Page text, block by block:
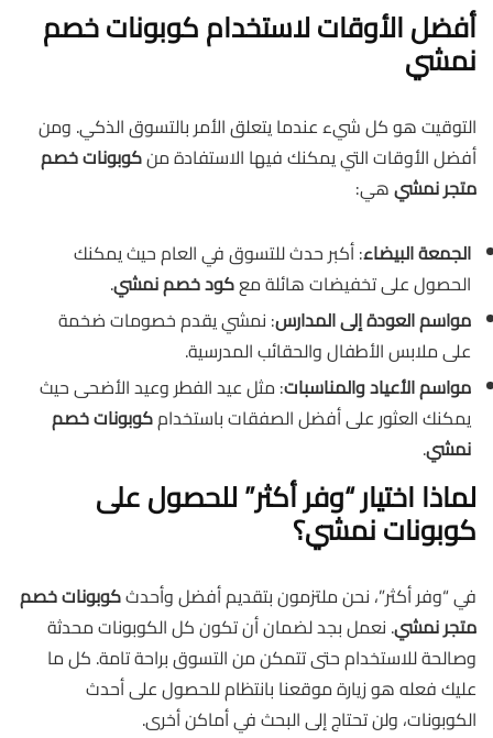
أفضل الأوقات لاستخدام كوبونات خصم
نمشي
التوقيت هو كل شيء عندما يتعلق الأمر بالتسوق الذكي. ومن
أفضل الأوقات التي يمكنك فيها الاستفادة منكوبونات خصم
متجر نمشيهي:
الجمعة البيضاء: أكبر حدث للتسوق في العام حيث يمكنك
الحصول على تخفيضات هائلة معكود خصم نمشي.
مواسم العودة إلى المدارس: نمشي يقدم خصومات ضخمة
على ملابس الأطفال والحقائب المدرسية.
مواسم الأعياد والمناسبات: مثل عيد الفطر وعيد الأضحى حيث
يمكنك العثور على أفضل الصفقات باستخدامكوبونات خصم
نمشي.
لماذا اختيار “وفر أكثر” للحصول على
كوبونات نمشي؟
في “وفر أكثر”، نحن ملتزمون بتقديم أفضل وأحدثكوبونات خصم
متجر نمشي. نعمل بجد لضمان أن تكون كل الكوبونات محدثة
وصالحة للاستخدام حتى تتمكن من التسوق براحة تامة. كل ما
عليك فعله هو زيارة موقعنا بانتظام للحصول على أحدث
الكوبونات، ولن تحتاج إلى البحث في أماكن أخرى.